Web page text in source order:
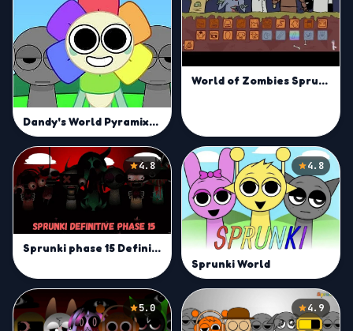
Dandy's World Pyramixed Edition
World of Zombies Sprunki
4.8
Sprunki phase 15 Definitive | Create Beats in Open World
4.8
Sprunki World
5.0 4.9